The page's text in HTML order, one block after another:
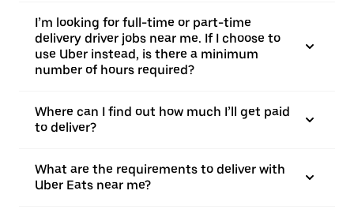
I’m looking for full-time or part-time
delivery driver jobs near me. If I choose to
use Uber instead, is there a minimum
number of hours required?
Where can I find out how much I’ll get paid
to deliver?
What are the requirements to deliver with
Uber Eats near me?